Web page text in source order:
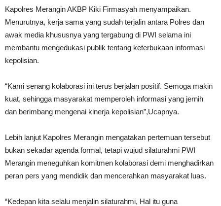
Kapolres Merangin AKBP Kiki Firmasyah menyampaikan.
Menurutnya, kerja sama yang sudah terjalin antara Polres dan
awak media khususnya yang tergabung di PWI selama ini
membantu mengedukasi publik tentang keterbukaan informasi
kepolisian.
“Kami senang kolaborasi ini terus berjalan positif. Semoga makin
kuat, sehingga masyarakat memperoleh informasi yang jernih
dan berimbang mengenai kinerja kepolisian”,Ucapnya.
Lebih lanjut Kapolres Merangin mengatakan pertemuan tersebut
bukan sekadar agenda formal, tetapi wujud silaturahmi PWI
Merangin meneguhkan komitmen kolaborasi demi menghadirkan
peran pers yang mendidik dan mencerahkan masyarakat luas.
“Kedepan kita selalu menjalin silaturahmi, Hal itu guna